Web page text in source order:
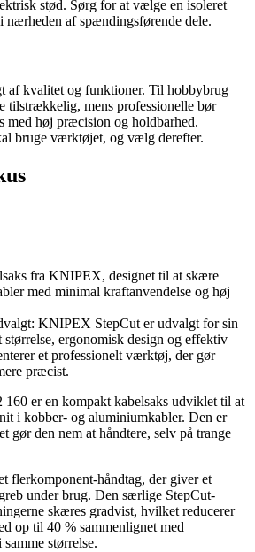
stød. Sørg for at vælge en isoleret
nærheden af spændingsførende dele.
af kvalitet og funktioner. Til hobbybrug
tilstrækkelig, mens professionelle bør
med høj præcision og holdbarhed.
bruge værktøjet, og vælg derefter.
fra KNIPEX, designet til at skære
med minimal kraftanvendelse og høj
KNIPEX StepCut er udvalgt for sin
ergonomisk design og effektiv
et professionelt værktøj, der gør
præcist.
er en kompakt kabelsaks udviklet til at
i kobber- og aluminiumkabler. Den er
gør den nem at håndtere, selv på trange
flerkomponent-håndtag, der giver et
under brug. Den særlige StepCut-
skæres gradvist, hvilket reducerer
op til 40 % sammenlignet med
størrelse.